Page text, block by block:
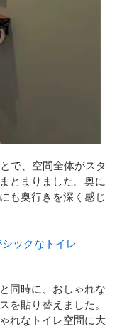
で、空間全体がスタ
とまりました。奥に
も奥行きを深く感じ
ックなトイレ
同時に、おしゃれな
を貼り替えました。
れなトイレ空間に大